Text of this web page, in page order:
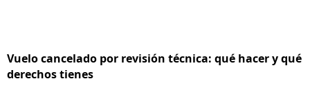
Vuelo cancelado por revisión técnica: qué hacer y qué
derechos tienes